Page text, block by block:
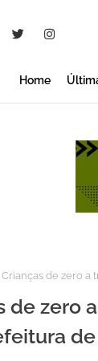
Home
Crianças de zero a
de zero